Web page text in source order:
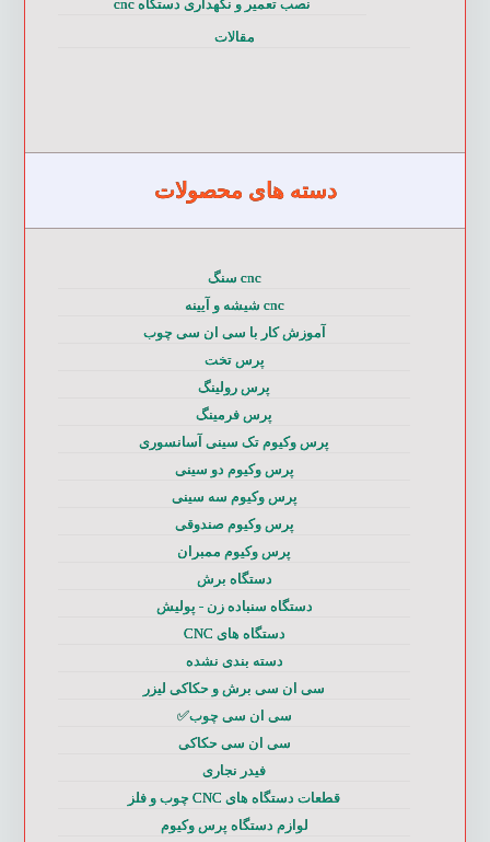
نصب تعمیر و نگهداری دستگاه cnc
مقالات
دسته های محصولات
cnc سنگ
cnc شیشه و آیینه
آموزش کار با سی ان سی چوب
پرس تخت
پرس رولینگ
پرس فرمینگ
پرس وکیوم تک سینی آسانسوری
پرس وکیوم دو سینی
پرس وکیوم سه سینی
پرس وکیوم صندوقی
پرس وکیوم ممبران
دستگاه برش
دستگاه سنباده زن - پولیش
دستگاه های CNC
دسته بندی نشده
سی ان سی برش و حکاکی لیزر
سی ان سی چوب✅
سی ان سی حکاکی
فیدر نجاری
قطعات دستگاه های CNC چوب و فلز
لوازم دستگاه پرس وکیوم